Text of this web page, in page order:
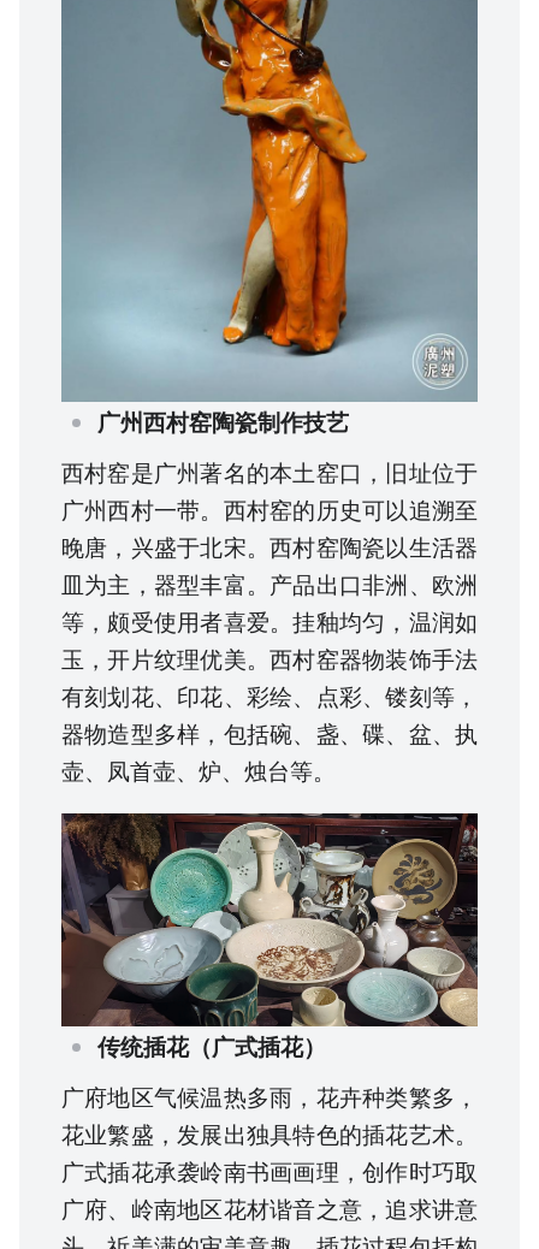
广州西村窑陶瓷制作技艺
西村窑是广州著名的本土窑口，旧址位于
广州西村一带。西村窑的历史可以追溯至
晚唐，兴盛于北宋。西村窑陶瓷以生活器
皿为主，器型丰富。产品出口非洲、欧洲
等，颇受使用者喜爱。挂釉均匀，温润如
玉，开片纹理优美。西村窑器物装饰手法
有刻划花、印花、彩绘、点彩、镂刻等，
器物造型多样，包括碗、盏、碟、盆、执
壶、凤首壶、炉、烛台等。
传统插花（广式插花）
广府地区气候温热多雨，花卉种类繁多，
花业繁盛，发展出独具特色的插花艺术。
广式插花承袭岭南书画画理，创作时巧取
广府、岭南地区花材谐音之意，追求讲意